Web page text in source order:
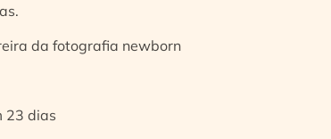
da fotografia newborn
23 dias